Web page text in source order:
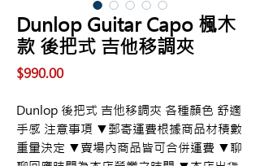
Dunlop Guitar Capo 楓木
款 後把式 吉他移調夾
$990.00價
Dunlop 後把式 吉他移調夾 各種顏色 舒適
手感 注意事項 ▼郵寄運費根據商品材積數
重量決定 ▼賣場內商品皆可合併運費 ▼聊